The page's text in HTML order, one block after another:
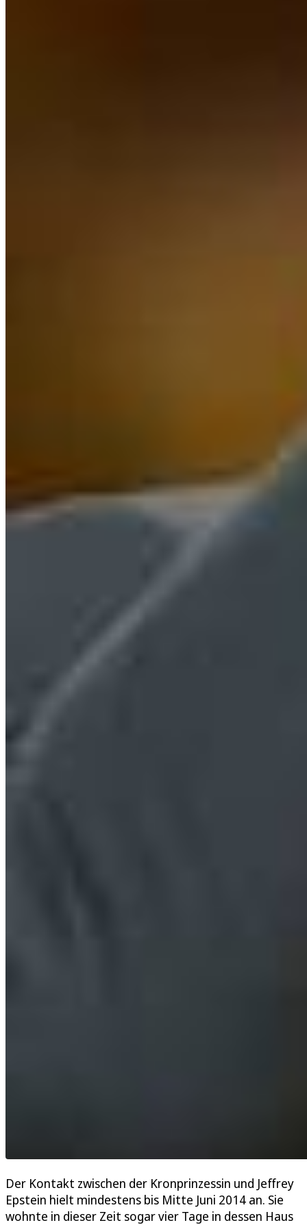
Der Kontakt zwischen der Kronprinzessin und Jeffrey
Epstein hielt mindestens bis Mitte Juni 2014 an. Sie
wohnte in dieser Zeit sogar vier Tage in dessen Haus